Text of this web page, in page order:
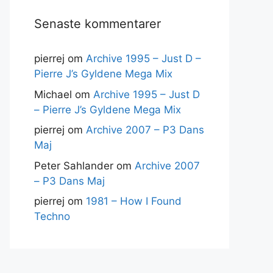
Senaste kommentarer
pierrej om Archive 1995 – Just D –
Pierre J’s Gyldene Mega Mix
Michael om Archive 1995 – Just D
– Pierre J’s Gyldene Mega Mix
pierrej om Archive 2007 – P3 Dans
Maj
Peter Sahlander om Archive 2007
– P3 Dans Maj
pierrej om 1981 – How I Found
Techno